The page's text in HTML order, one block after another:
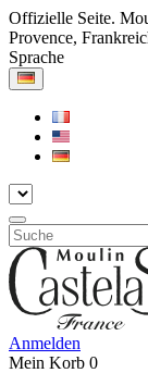
Offizielle Seite.
Provence,
Sprache
Anmelden
Mein Korb 0